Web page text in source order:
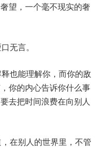
望，一个毫不现实的奢
无言。
也能理解你，而你的敌
你的内心告诉你什么事
去把时间浪费在向别人
在别人的世界里，不管